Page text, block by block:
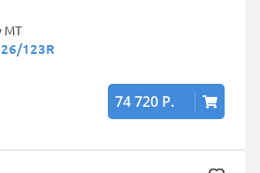
MT
123R
74 720 Р.